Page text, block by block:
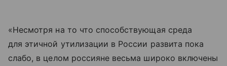
«Несмотря на то что способствующая среда
для этичной утилизации в России развита пока
слабо, в целом россияне весьма широко включены